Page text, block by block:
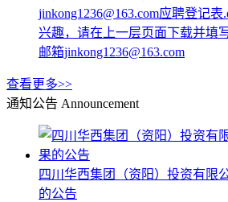
jinkong1236@163.com应聘登记
兴趣，请在上一层页面下载并填
邮箱jinkong1236@163.com
查看更多>>
通知公告 Announcement
四川华西集团（资阳）投资有限
的公告